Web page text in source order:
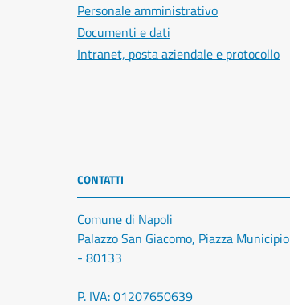
Personale amministrativo
Documenti e dati
Intranet, posta aziendale e protocollo
CONTATTI
Comune di Napoli
Palazzo San Giacomo, Piazza Municipio
- 80133
P. IVA: 01207650639